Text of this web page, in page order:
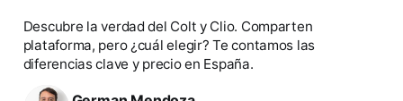
Descubre la verdad del Colt y Clio. Comparten
plataforma, pero ¿cuál elegir? Te contamos las
diferencias clave y precio en España.